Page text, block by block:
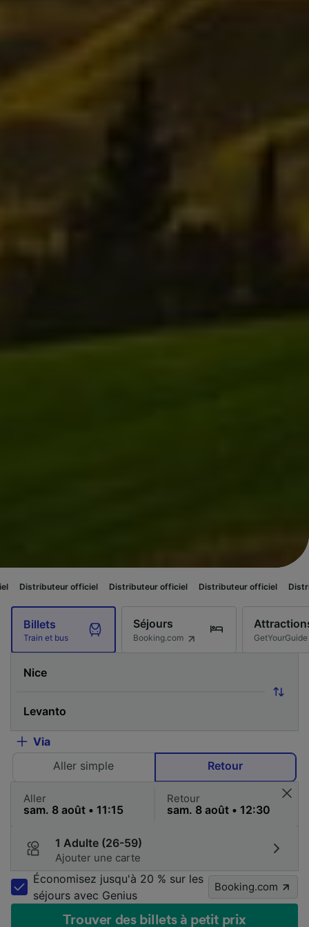
officiel Distributeur officiel Distributeur officiel Distributeur
Billets
Train et bus
Séjours
Booking.com GetYourGuide
Via
Aller simple
Retour
Aller Retour
1 Adulte (26-59)
Ajouter une carte
Économisez jusqu'à 20 % sur les
séjours avec Genius
Booking.com
Trouver des billets à petit prix